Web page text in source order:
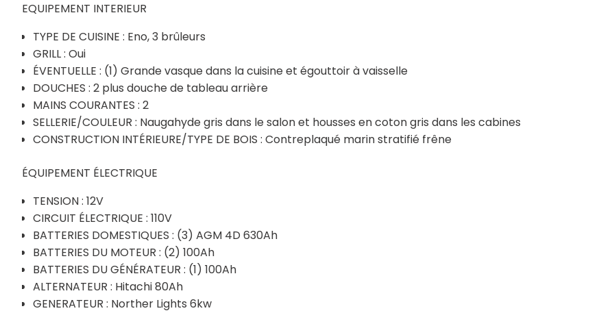
EQUIPEMENT INTERIEUR
TYPE DE CUISINE : Eno, 3 brûleurs
GRILL : Oui
ÉVENTUELLE : (1) Grande vasque dans la cuisine et égouttoir à vaisselle
DOUCHES : 2 plus douche de tableau arrière
MAINS COURANTES : 2
SELLERIE/COULEUR : Naugahyde gris dans le salon et housses en coton gris dans les cabines
CONSTRUCTION INTÉRIEURE/TYPE DE BOIS : Contreplaqué marin stratifié frêne
ÉQUIPEMENT ÉLECTRIQUE
TENSION : 12V
CIRCUIT ÉLECTRIQUE : 110V
BATTERIES DOMESTIQUES : (3) AGM 4D 630Ah
BATTERIES DU MOTEUR : (2) 100Ah
BATTERIES DU GÉNÉRATEUR : (1) 100Ah
ALTERNATEUR : Hitachi 80Ah
GENERATEUR : Norther Lights 6kw